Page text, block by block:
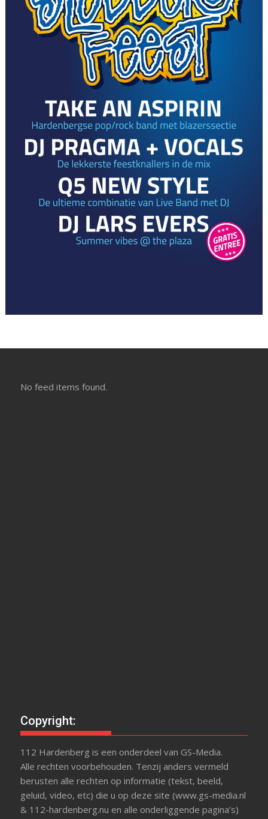
No feed items found.
Copyright:
112 Hardenberg is een onderdeel van GS-Media.
Alle rechten voorbehouden. Tenzij anders vermeld
berusten alle rechten op informatie (tekst, beeld,
geluid, video, etc) die u op deze site (www.gs-media.nl
& 112-hardenberg.nu en alle onderliggende pagina’s)